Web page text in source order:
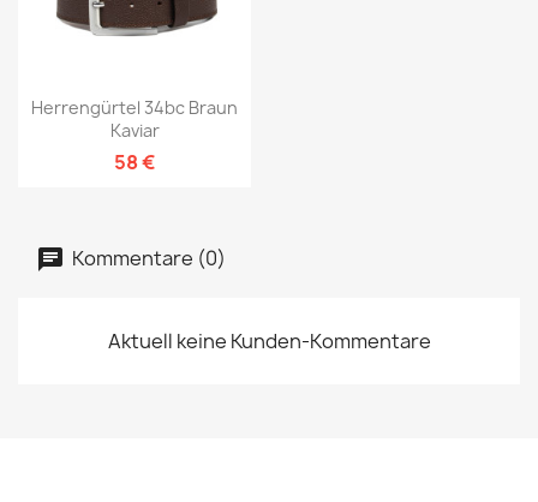
Herrengürtel 34bc Braun
Kaviar
58 €
Kommentare (0)
Aktuell keine Kunden-Kommentare